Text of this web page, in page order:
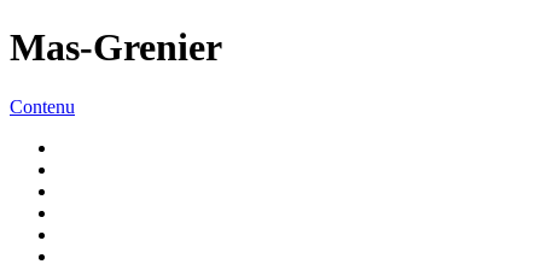
Mas-Grenier
Contenu